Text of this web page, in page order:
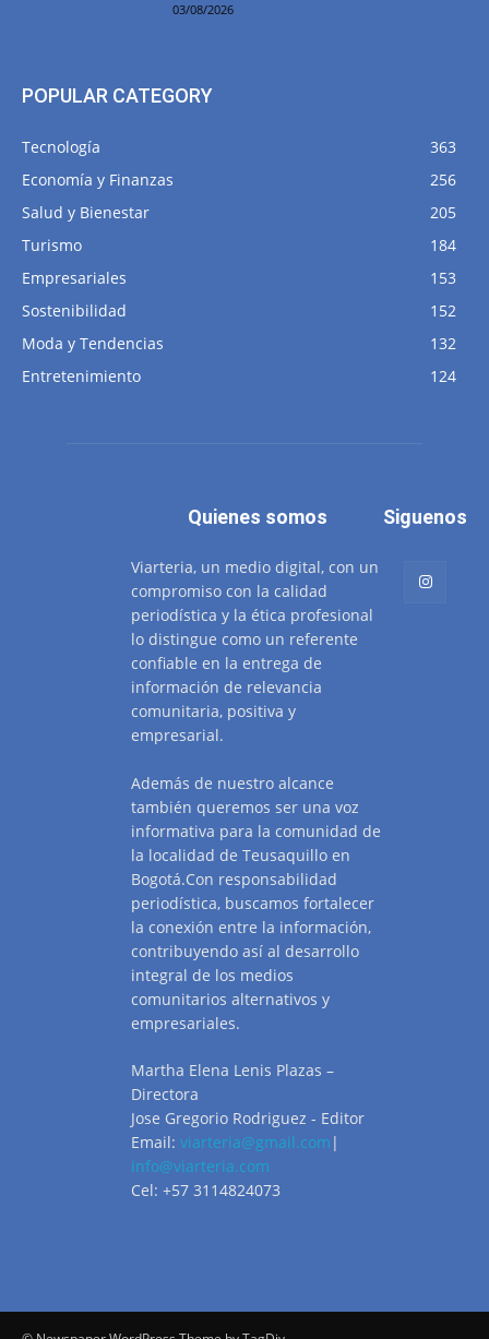
03/08/2026
POPULAR CATEGORY
Tecnología
363
Economía y Finanzas
256
Salud y Bienestar
205
Turismo
184
Empresariales
153
Sostenibilidad
152
Moda y Tendencias
132
Entretenimiento
124
Quienes somos
Viarteria, un medio digital, con un
compromiso con la calidad
periodística y la ética profesional
lo distingue como un referente
confiable en la entrega de
información de relevancia
comunitaria, positiva y
empresarial.
Además de nuestro alcance
también queremos ser una voz
informativa para la comunidad de
la localidad de Teusaquillo en
Bogotá.Con responsabilidad
periodística, buscamos fortalecer
la conexión entre la información,
contribuyendo así al desarrollo
integral de los medios
comunitarios alternativos y
empresariales.
Martha Elena Lenis Plazas –
Directora
Jose Gregorio Rodriguez - Editor
Email: viarteria@gmail.com |
info@viarteria.com
Cel: +57 3114824073
Siguenos